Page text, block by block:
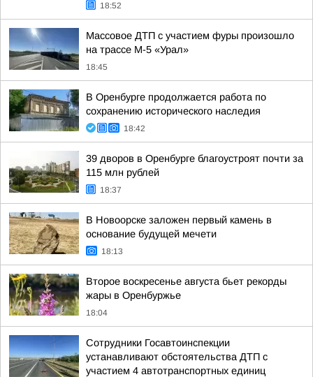
18:52
Массовое ДТП с участием фуры произошло
на трассе М-5 «Урал»
18:45
В Оренбурге продолжается работа по
сохранению исторического наследия
18:42
39 дворов в Оренбурге благоустроят почти за
115 млн рублей
18:37
В Новоорске заложен первый камень в
основание будущей мечети
18:13
Второе воскресенье августа бьет рекорды
жары в Оренбуржье
18:04
Сотрудники Госавтоинспекции
устанавливают обстоятельства ДТП с
участием 4 автотранспортных единиц